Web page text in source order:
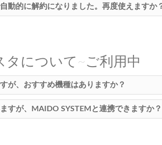
動的に解約になりました。再度使えますか
タについて~ご利用中
が、おすすめ機種はありますか？
すが、MAIDO SYSTEMと連携できますか？